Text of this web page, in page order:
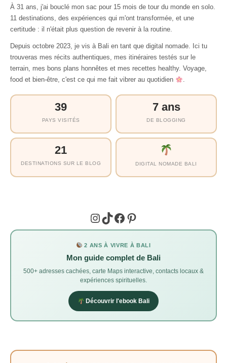
À 31 ans, j'ai bouclé mon sac pour 15 mois de tour du monde en solo.
11 destinations, des expériences qui m'ont transformée, et une
certitude : il n'était plus question de revenir à la routine.
Depuis octobre 2023, je vis à Bali en tant que digital nomade. Ici tu
trouveras mes récits authentiques, mes itinéraires testés sur le
terrain, mes bons plans honnêtes et mes recettes healthy. Voyage,
food et bien-être, c'est ce qui me fait vibrer au quotidien
.
39
PAYS VISITÉS
7 ans
DE BLOGGING
21
DESTINATIONS SUR LE BLOG DIGITAL NOMADE BALI
Instagram
TikTok
Facebook
Pinterest
2 ANS À VIVRE À BALI
Mon guide complet de Bali
500+ adresses cachées, carte Maps interactive, contacts locaux &
expériences spirituelles.
Découvrir l'ebook Bali